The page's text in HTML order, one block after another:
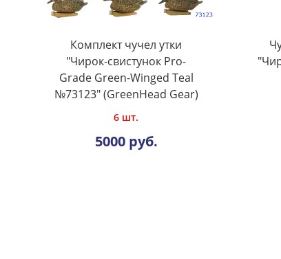
Комплект чучел утки
"Чирок-свистунок Pro-
Grade Green-Winged Teal
№73123" (GreenHead Gear)
6 шт.
5000 руб.